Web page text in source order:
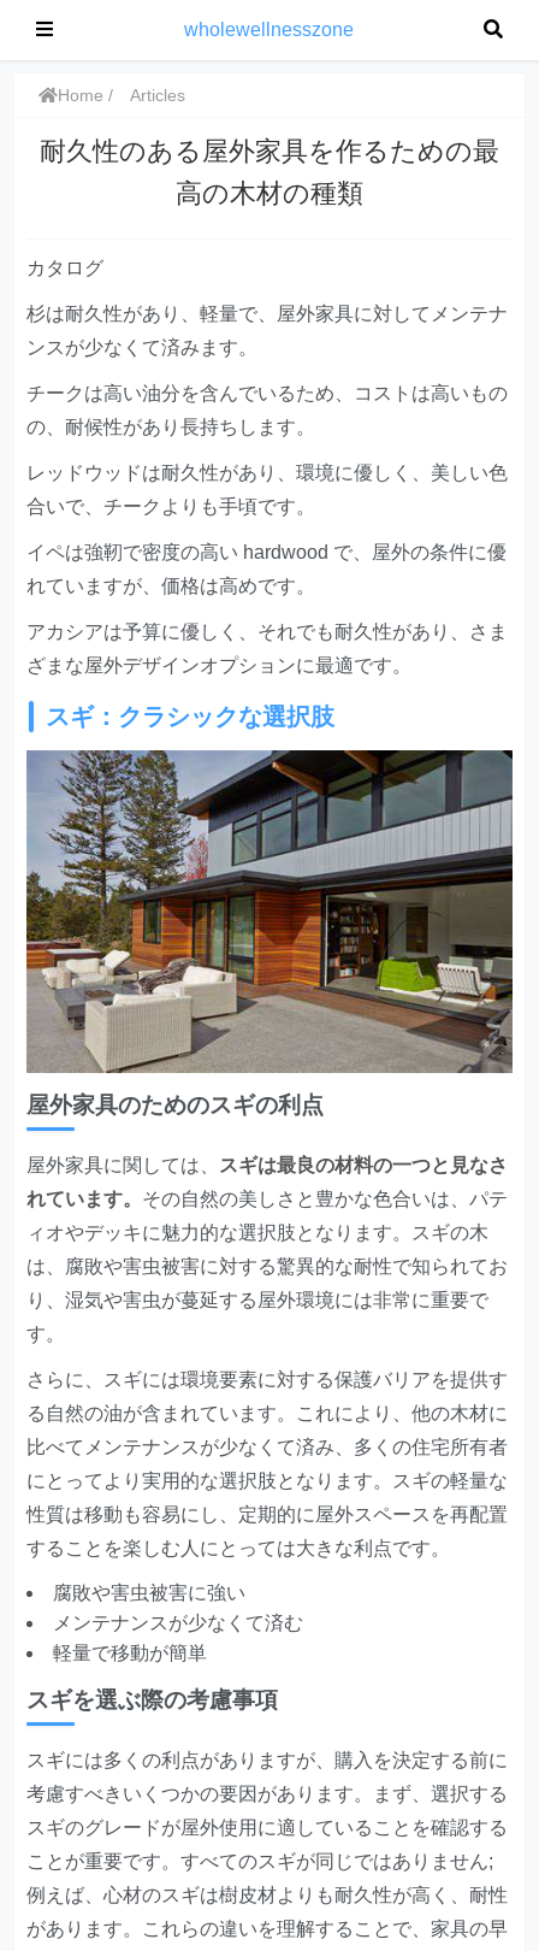
wholewellnesszone
Home Articles
耐久性のある屋外家具を作るための最
高の木材の種類
カタログ
杉は耐久性があり、軽量で、屋外家具に対してメンテナ
ンスが少なくて済みます。
チークは高い油分を含んでいるため、コストは高いもの
の、耐候性があり長持ちします。
レッドウッドは耐久性があり、環境に優しく、美しい色
合いで、チークよりも手頃です。
イペは強靭で密度の高い hardwood で、屋外の条件に優
れていますが、価格は高めです。
アカシアは予算に優しく、それでも耐久性があり、さま
ざまな屋外デザインオプションに最適です。
スギ：クラシックな選択肢
屋外家具のためのスギの利点
屋外家具に関しては、
スギは最良の材料の一つと見なさ
れています。 その自然の美しさと豊かな色合いは、パテ
ィオやデッキに魅力的な選択肢となります。スギの木
は、腐敗や害虫被害に対する驚異的な耐性で知られてお
り、湿気や害虫が蔓延する屋外環境には非常に重要で
す。
さらに、スギには環境要素に対する保護バリアを提供す
る自然の油が含まれています。これにより、他の木材に
比べてメンテナンスが少なくて済み、多くの住宅所有者
にとってより実用的な選択肢となります。スギの軽量な
性質は移動も容易にし、定期的に屋外スペースを再配置
することを楽しむ人にとっては大きな利点です。
腐敗や害虫被害に強い
メンテナンスが少なくて済む
軽量で移動が簡単
スギを選ぶ際の考慮事項
スギには多くの利点がありますが、購入を決定する前に
考慮すべきいくつかの要因があります。まず、選択する
スギのグレードが屋外使用に適していることを確認する
ことが重要です。すべてのスギが同じではありません;
例えば、心材のスギは樹皮材よりも耐久性が高く、耐性
があります。これらの違いを理解することで、家具の早